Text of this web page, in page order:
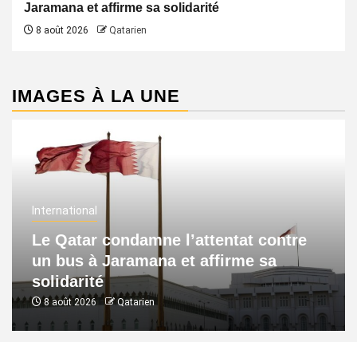
Jaramana et affirme sa solidarité
8 août 2026 Qatarien
IMAGES À LA UNE
International
Le Qatar condamne l’attentat contre
un bus à Jaramana et affirme sa
solidarité
8 août 2026 Qatarien